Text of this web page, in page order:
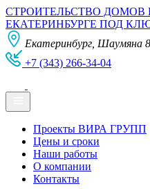
СТРОИТЕЛЬСТВО ДОМОВ
ЕКАТЕРИНБУРГЕ ПОД
Екатеринбург, Шаумяна
+7 (343) 266-34-04
Проекты ВИРА ГРУПП
Цены и сроки
Наши работы
О компании
Контакты